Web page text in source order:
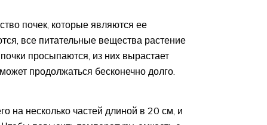
почек, которые являются ее
все питательные вещества растение
просыпаются, из них вырастает
продолжаться бесконечно долго.
на несколько частей длиной в 20 см, и